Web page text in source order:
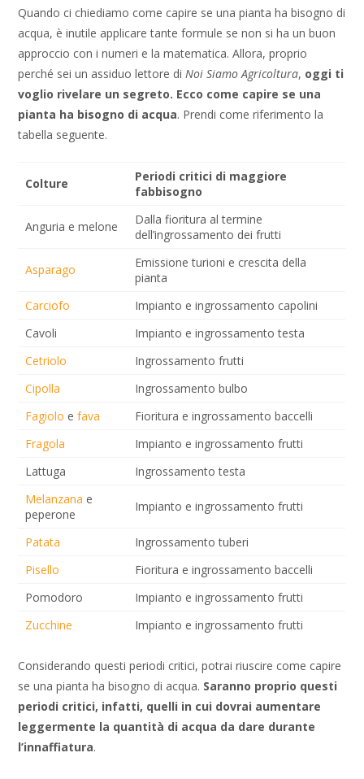
Quando ci chiediamo come capire se una pianta ha bisogno di
acqua, è inutile applicare tante formule se non si ha un buon
approccio con i numeri e la matematica. Allora, proprio
perché sei un assiduo lettore di Noi Siamo Agricoltura, oggi ti
voglio rivelare un segreto. Ecco come capire se una
pianta ha bisogno di acqua. Prendi come riferimento la
tabella seguente.
Colture
Periodi critici di maggiore
fabbisogno
Anguria e melone
Dalla fioritura al termine
dell’ingrossamento dei frutti
Asparago
Emissione turioni e crescita della
pianta
Carciofo
Impianto e ingrossamento capolini
Cavoli
Impianto e ingrossamento testa
Cetriolo
Ingrossamento frutti
Cipolla
Ingrossamento bulbo
Fagiolo efava
Fioritura e ingrossamento baccelli
Fragola
Impianto e ingrossamento frutti
Lattuga
Ingrossamento testa
Melanzana e
peperone
Impianto e ingrossamento frutti
Patata
Ingrossamento tuberi
Pisello
Fioritura e ingrossamento baccelli
Pomodoro
Impianto e ingrossamento frutti
Zucchine
Impianto e ingrossamento frutti
Considerando questi periodi critici, potrai riuscire come capire
se una pianta ha bisogno di acqua. Saranno proprio questi
periodi critici, infatti, quelli in cui dovrai aumentare
leggermente la quantità di acqua da dare durante
l’innaffiatura.